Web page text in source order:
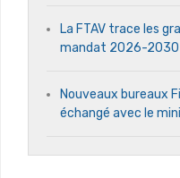
La FTAV trace les
mandat 2026-2030
Nouveaux bureaux
échangé avec le